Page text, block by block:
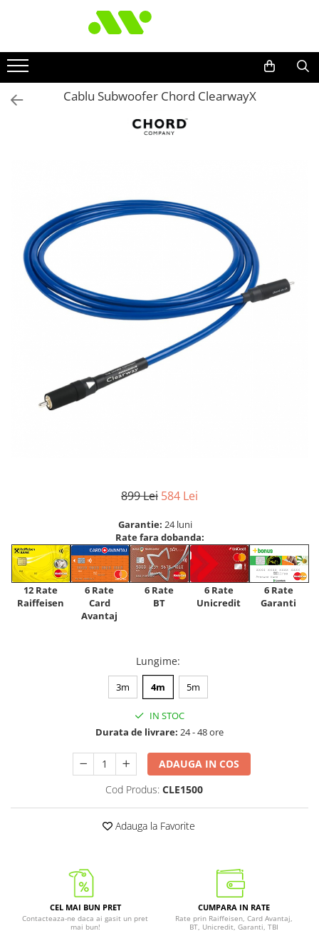
Cablu Subwoofer Chord ClearwayX
899 Lei 584 Lei
Garantie: 24 luni
Rate fara dobanda:
12 Rate
Raiffeisen
6 Rate
Card
Avantaj
6 Rate
BT
6 Rate
Unicredit
6 Rate
Garanti
Lungime:
3m 4m 5m
IN STOC
Durata de livrare: 24 - 48 ore
ADAUGA IN COS
Cod Produs: CLE1500
Adauga la Favorite
CEL MAI BUN PRET
Contacteaza-ne daca ai gasit un pret
mai bun!
CUMPARA IN RATE
Rate prin Raiffeisen, Card Avantaj,
BT, Unicredit, Garanti, TBI